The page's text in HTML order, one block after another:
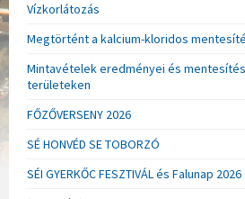
Vízkorlátozás
Megtörtént a kalcium-kloridos
Mintavételek eredményei és
területeken
FŐZŐVERSENY 2026
SÉ HONVÉD SE TOBORZÓ
SÉI GYERKŐC FESZTIVÁL és Falunap 2026